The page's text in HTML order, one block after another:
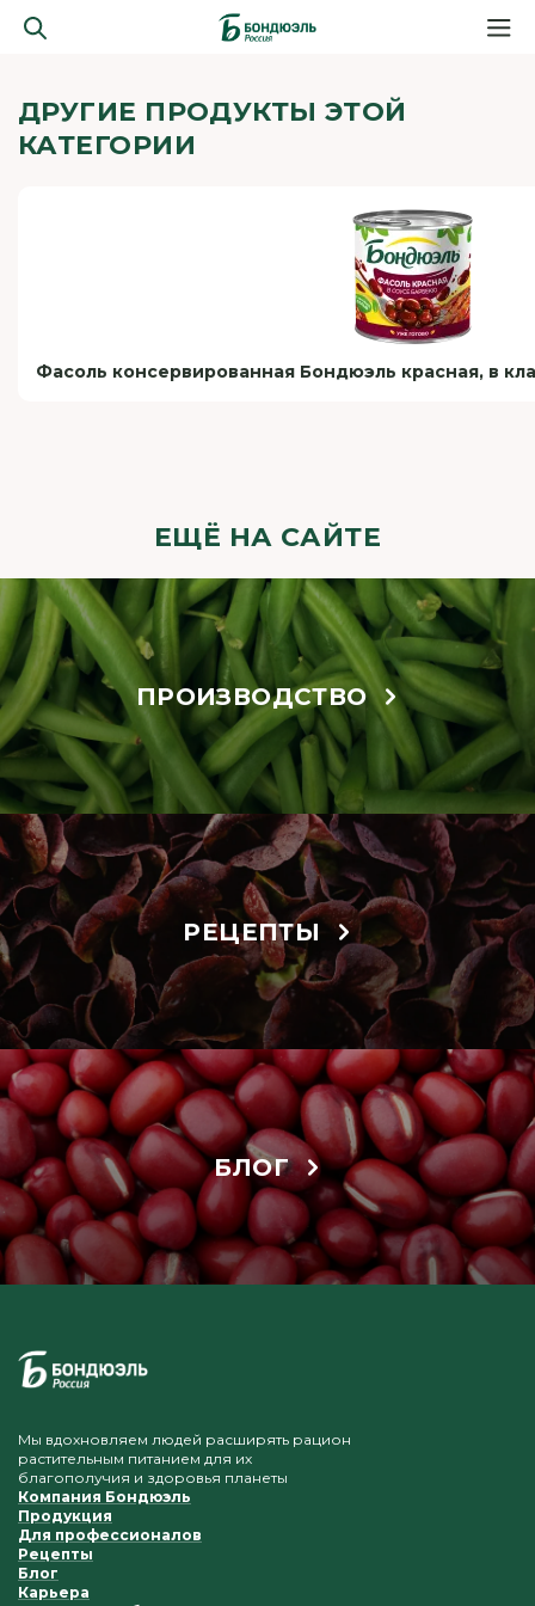
ДРУГИЕ ПРОДУКТЫ ЭТОЙ
КАТЕГОРИИ
Фасоль консервированная Бондюэль красная, в
ЕЩЁ НА САЙТЕ
ПРОИЗВОДСТВО
РЕЦЕПТЫ
БЛОГ
Мы вдохновляем людей расширять рацион
растительным питанием для их
благополучия и здоровья планеты
Компания Бондюэль
Продукция
Для профессионалов
Рецепты
Блог
Карьера